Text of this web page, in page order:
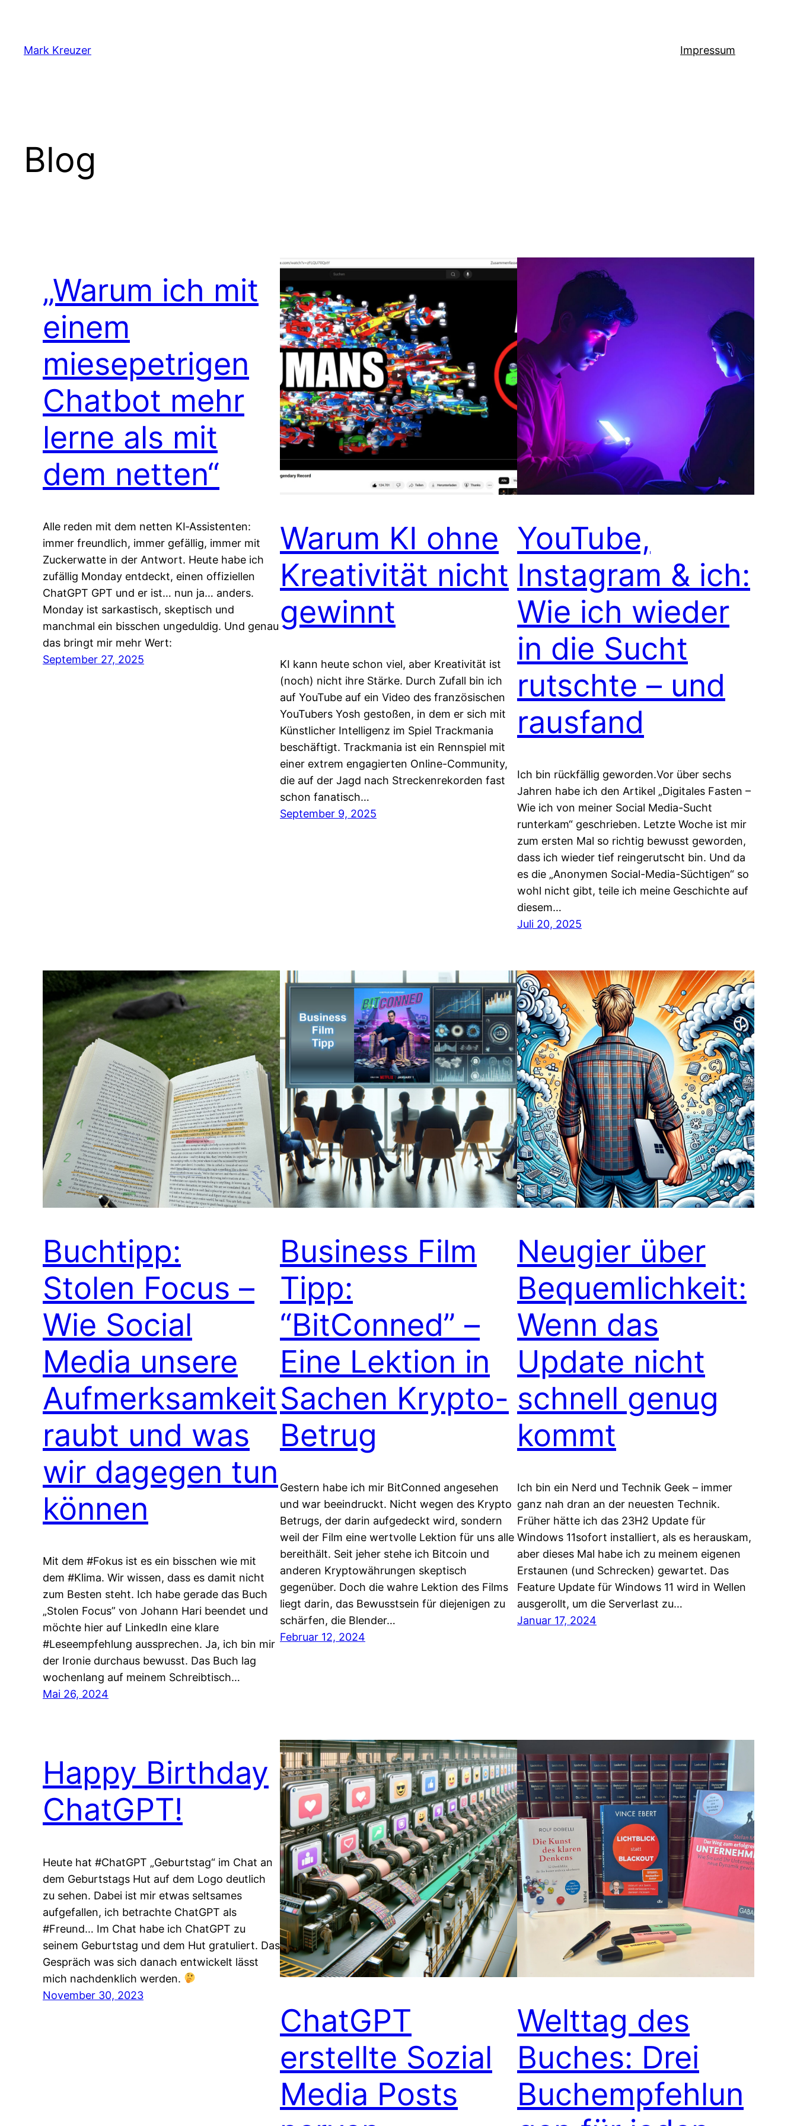
springen
Mark Kreuzer Impressum
Blog
„Warum ich mit
einem
miesepetrigen
Chatbot mehr
lerne als mit
dem netten“
Alle reden mit dem netten KI‑Assistenten:
immer freundlich, immer gefällig, immer mit
Zuckerwatte in der Antwort. Heute habe ich
zufällig Monday entdeckt, einen offiziellen
ChatGPT GPT und er ist… nun ja… anders.
Monday ist sarkastisch, skeptisch und
manchmal ein bisschen ungeduldig. Und genau
das bringt mir mehr Wert:
September 27, 2025
Warum KI ohne
Kreativität nicht
gewinnt
KI kann heute schon viel, aber Kreativität ist
(noch) nicht ihre Stärke. Durch Zufall bin ich
auf YouTube auf ein Video des französischen
YouTubers Yosh gestoßen, in dem er sich mit
Künstlicher Intelligenz im Spiel Trackmania
beschäftigt. Trackmania ist ein Rennspiel mit
einer extrem engagierten Online-Community,
die auf der Jagd nach Streckenrekorden fast
schon fanatisch…
September 9, 2025
YouTube,
Instagram & ich:
Wie ich wieder
in die Sucht
rutschte – und
rausfand
Ich bin rückfällig geworden.Vor über sechs
Jahren habe ich den Artikel „Digitales Fasten –
Wie ich von meiner Social Media-Sucht
runterkam“ geschrieben. Letzte Woche ist mir
zum ersten Mal so richtig bewusst geworden,
dass ich wieder tief reingerutscht bin. Und da
es die „Anonymen Social-Media-Süchtigen“ so
wohl nicht gibt, teile ich meine Geschichte auf
diesem…
Juli 20, 2025
Buchtipp:
Stolen Focus –
Wie Social
Media unsere
Aufmerksamkeit
raubt und was
wir dagegen tun
können
Mit dem #Fokus ist es ein bisschen wie mit
dem #Klima. Wir wissen, dass es damit nicht
zum Besten steht. Ich habe gerade das Buch
„Stolen Focus” von Johann Hari beendet und
möchte hier auf LinkedIn eine klare
#Leseempfehlung aussprechen. Ja, ich bin mir
der Ironie durchaus bewusst. Das Buch lag
wochenlang auf meinem Schreibtisch…
Mai 26, 2024
Business Film
Tipp:
“BitConned” –
Eine Lektion in
Sachen Krypto-
Betrug
Gestern habe ich mir BitConned angesehen
und war beeindruckt. Nicht wegen des Krypto
Betrugs, der darin aufgedeckt wird, sondern
weil der Film eine wertvolle Lektion für uns alle
bereithält. Seit jeher stehe ich Bitcoin und
anderen Kryptowährungen skeptisch
gegenüber. Doch die wahre Lektion des Films
liegt darin, das Bewusstsein für diejenigen zu
schärfen, die Blender…
Februar 12, 2024
Neugier über
Bequemlichkeit:
Wenn das
Update nicht
schnell genug
kommt
Ich bin ein Nerd und Technik Geek – immer
ganz nah dran an der neuesten Technik.
Früher hätte ich das 23H2 Update für
Windows 11sofort installiert, als es herauskam,
aber dieses Mal habe ich zu meinem eigenen
Erstaunen (und Schrecken) gewartet. Das
Feature Update für Windows 11 wird in Wellen
ausgerollt, um die Serverlast zu…
Januar 17, 2024
Happy Birthday
ChatGPT!
Heute hat #ChatGPT „Geburtstag“ im Chat an
dem Geburtstags Hut auf dem Logo deutlich
zu sehen. Dabei ist mir etwas seltsames
aufgefallen, ich betrachte ChatGPT als
#Freund… Im Chat habe ich ChatGPT zu
seinem Geburtstag und dem Hut gratuliert. Das
Gespräch was sich danach entwickelt lässt
mich nachdenklich werden.
November 30, 2023
ChatGPT
erstellte Sozial
Media Posts
Welttag des
Buches: Drei
Buchempfehlun